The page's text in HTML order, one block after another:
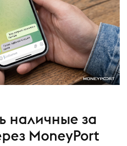
наличные за
MoneyPort